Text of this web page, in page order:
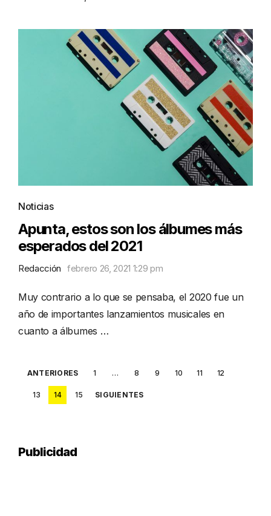
Noticias
Apunta, estos son los álbumes más
esperados del 2021
Redacción febrero 26, 2021 1:29 pm
Muy contrario a lo que se pensaba, el 2020 fue un
año de importantes lanzamientos musicales en
cuanto a álbumes …
Posts
pagination
ANTERIORES 1 … 8 9 10 11 12
13 14 15 SIGUIENTES
Publicidad